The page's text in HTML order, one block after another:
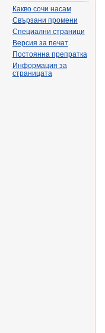
Какво сочи насам
Свързани промени
Специални страници
Версия за печат
Постоянна препратка
Информация за
страницата